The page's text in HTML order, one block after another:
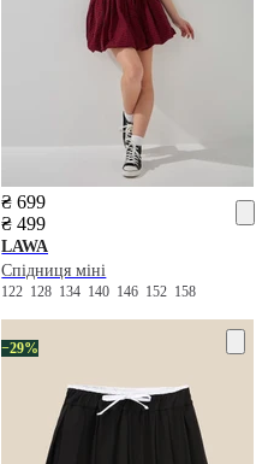
₴ 699
₴ 499
LAWA
Спідниця міні
122 128 134 140 146 152 158
−29%